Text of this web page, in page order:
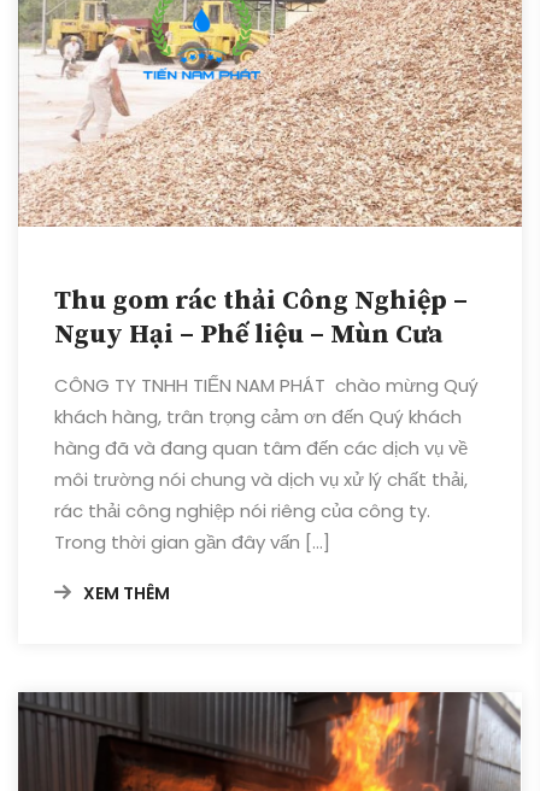
Thu gom rác thải Công Nghiệp –
Nguy Hại – Phế liệu – Mùn Cưa
CÔNG TY TNHH TIẾN NAM PHÁT chào mừng Quý
khách hàng, trân trọng cảm ơn đến Quý khách
hàng đã và đang quan tâm đến các dịch vụ về
môi trường nói chung và dịch vụ xử lý chất thải,
rác thải công nghiệp nói riêng của công ty.
Trong thời gian gần đây vấn […]
XEM THÊM